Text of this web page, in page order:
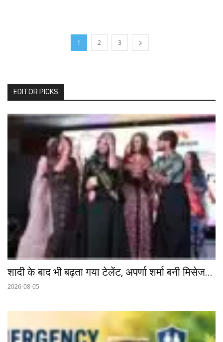
1 2 3
EDITOR PICKS
शादी के बाद भी बढ़ता गया टेलेंट, अपर्णा शर्मा बनी मिसेज...
2026-08-05